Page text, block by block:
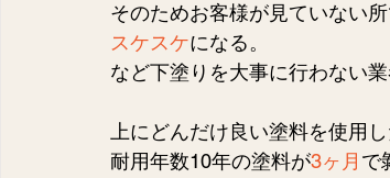
そのためお客様が見ていない
スケスケになる。
など下塗りを大事に行わない業
上にどんだけ良い塗料を使用
耐用年数10年の塗料が3ヶ月 で